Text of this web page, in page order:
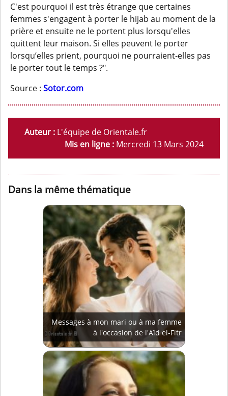
C'est pourquoi il est très étrange que certaines
femmes s'engagent à porter le hijab au moment de la
prière et ensuite ne le portent plus lorsqu'elles
quittent leur maison. Si elles peuvent le porter
lorsqu’elles prient, pourquoi ne pourraient-elles pas
le porter tout le temps ?".
Source :Sotor.com
Auteur : L'équipe de Orientale.fr
Mis en ligne : Mercredi 13 Mars 2024
Dans la même thématique
Messages à mon mari ou à ma femme
à l'occasion de l'Aïd el-Fitr